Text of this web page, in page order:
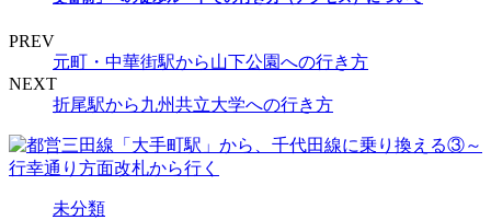
PREV
元町・中華街駅から山下公園への行き方
NEXT
折尾駅から九州共立大学への行き方
未分類